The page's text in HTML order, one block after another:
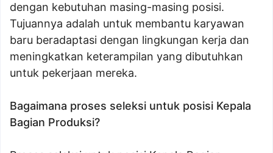
dengan kebutuhan masing-masing posisi.
Tujuannya adalah untuk membantu karyawan
baru beradaptasi dengan lingkungan kerja dan
meningkatkan keterampilan yang dibutuhkan
untuk pekerjaan mereka.
Bagaimana proses seleksi untuk posisi Kepala
Bagian Produksi?